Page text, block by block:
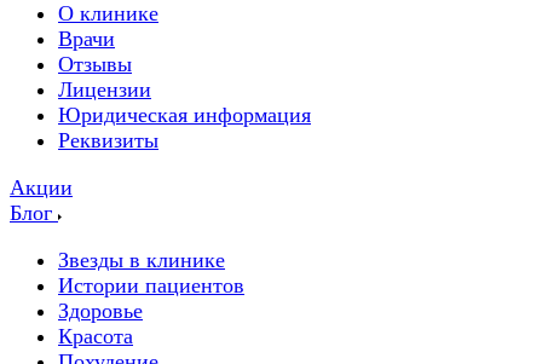
О клинике
Врачи
Отзывы
Лицензии
Юридическая информация
Реквизиты
Акции
Блог
Звезды в клинике
Истории пациентов
Здоровье
Красота